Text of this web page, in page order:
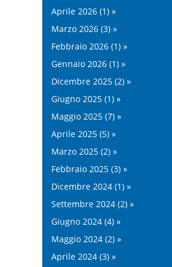
Aprile 2026 (1) »
Marzo 2026 (3) »
Febbraio 2026 (1) »
Gennaio 2026 (1) »
Dicembre 2025 (2) »
Giugno 2025 (1) »
Maggio 2025 (7) »
Aprile 2025 (5) »
Marzo 2025 (2) »
Febbraio 2025 (3) »
Dicembre 2024 (1) »
Settembre 2024 (2) »
Giugno 2024 (4) »
Maggio 2024 (2) »
Aprile 2024 (3) »